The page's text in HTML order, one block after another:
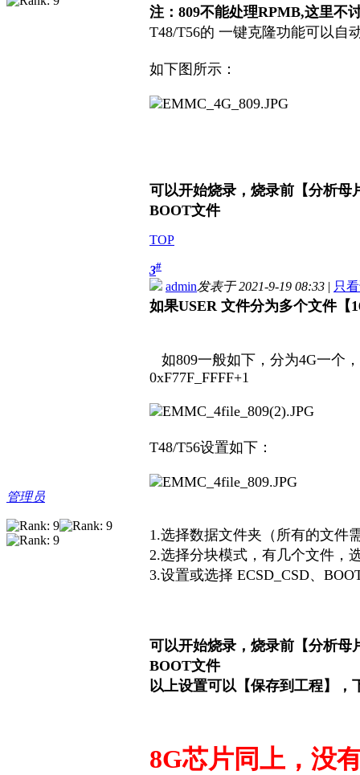
注：809不能处理RPMB,这里不
T48/T56的 一键克隆功能可以自
如下图所示：
可以开始烧录，烧录前【分析母
BOOT文件
TOP
管理员
3#
admin发表于 2021-9-19 08:33 | 只
如果USER 文件分为多个文件【
如809一般如下，分为4G一个
0xF77F_FFFF+1
T48/T56设置如下：
1.选择数据文件夹（所有的文件
2.选择分块模式，有几个文件，
3.设置或选择 ECSD_CSD、
可以开始烧录，烧录前【分析母
BOOT文件
以上设置可以【保存到工程】，
8G芯片同上，没